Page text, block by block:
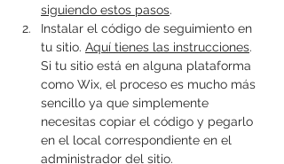
siguiendo estos pasos.
Instalar el código de seguimiento en
tu sitio. Aquí tienes las instrucciones.
Si tu sitio está en alguna plataforma
como Wix, el proceso es mucho más
sencillo ya que simplemente
necesitas copiar el código y pegarlo
en el local correspondiente en el
administrador del sitio.